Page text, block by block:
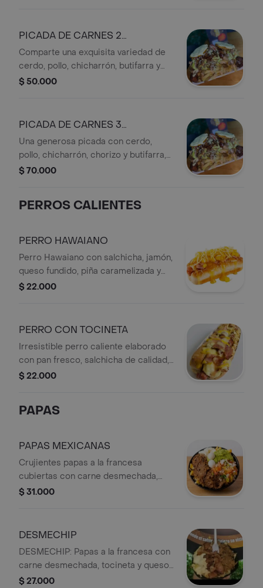
PICADA DE CARNES 2
PERSONAS
Comparte una exquisita variedad de
cerdo, pollo, chicharrón, butifarra y
chorizo, acompañada de dos arepas
sabor de la parrilla.
$ 50.000
PICADA DE CARNES 3
PERSONAS
Una generosa picada con cerdo,
pollo, chicharrón, chorizo y butifarra,
acompañada de tres arepas de mote
experiencia llena de sabor, tradición y
$ 70.000
PERROS CALIENTES
PERRO HAWAIANO
Perro Hawaiano con salchicha, jamón,
queso fundido, piña caramelizada y
papas fosforito.
$ 22.000
PERRO CON TOCINETA
Irresistible perro caliente elaborado
con pan fresco, salchicha de calidad,
tocineta crocante, queso fundido,
sabor y textura que hará de cada
$ 22.000
PAPAS
PAPAS MEXICANAS
Crujientes papas a la francesa
cubiertas con carne desmechada,
fresco pico de gallo, guacamole,
de color, sabor y el auténtico toque
$ 31.000
DESMECHIP
DESMECHIP: Papas a la francesa con
carne desmechada, tocineta y queso
fundido.
$ 27.000